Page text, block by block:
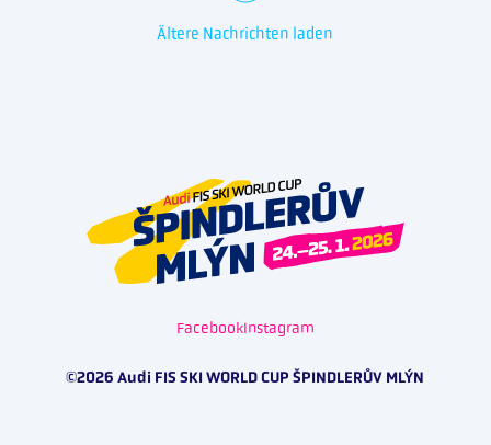
Ältere Nachrichten laden
FacebookInstagram
©2026 Audi FIS SKI WORLD CUP ŠPINDLERŮV MLÝN